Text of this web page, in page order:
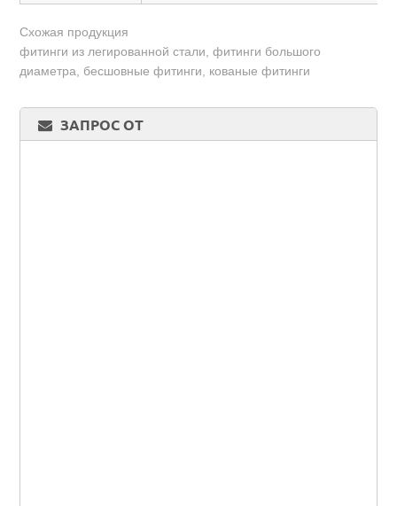
Схожая продукция
фитинги из легированной стали, фитинги большого
диаметра, бесшовные фитинги, кованые фитинги
ЗАПРОС ОТ